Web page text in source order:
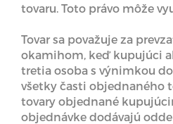
tovaru. Toto právo môže
Tovar sa považuje za
okamihom, keď kupujúci
tretia osoba s výnimkou
všetky časti objednaného
tovary objednané
objednávke dodávajú